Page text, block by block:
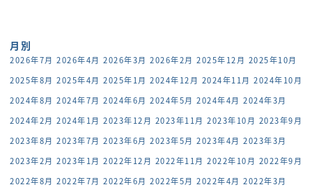
月別
2026年7月 2026年4月 2026年3月 2026年2月 2025年12月 2025年10月
2025年8月 2025年4月 2025年1月 2024年12月 2024年11月 2024年10月
2024年8月 2024年7月 2024年6月 2024年5月 2024年4月 2024年3月
2024年2月 2024年1月 2023年12月 2023年11月 2023年10月 2023年9月
2023年8月 2023年7月 2023年6月 2023年5月 2023年4月 2023年3月
2023年2月 2023年1月 2022年12月 2022年11月 2022年10月 2022年9月
2022年8月 2022年7月 2022年6月 2022年5月 2022年4月 2022年3月